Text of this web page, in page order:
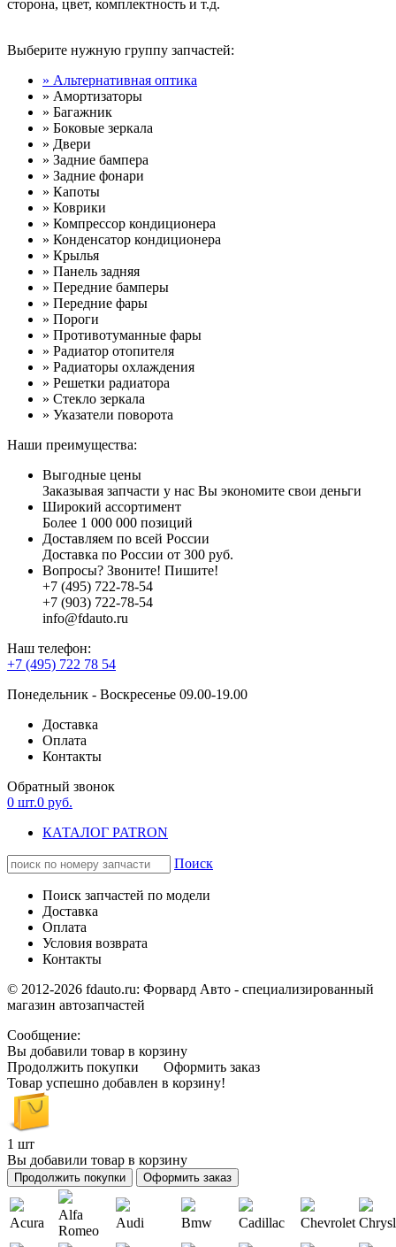
сторона, цвет, комплектность и т.д.
Выберите нужную группу запчастей:
» Альтернативная оптика
» Амортизаторы
» Багажник
» Боковые зеркала
» Двери
» Задние бампера
» Задние фонари
» Капоты
» Коврики
» Компрессор кондиционера
» Конденсатор кондиционера
» Крылья
» Панель задняя
» Передние бамперы
» Передние фары
» Пороги
» Противотуманные фары
» Радиатор отопителя
» Радиаторы охлаждения
» Решетки радиатора
» Стекло зеркала
» Указатели поворота
Наши преимущества:
Выгодные цены
Заказывая запчасти у нас Вы экономите свои деньги
Широкий ассортимент
Более 1 000 000 позиций
Доставляем по всей России
Доставка по России от 300 руб.
Вопросы? Звоните! Пишите!
+7 (495) 722-78-54
+7 (903) 722-78-54
info@fdauto.ru
Наш телефон:
+7 (495) 722 78 54
Понедельник - Воскресенье 09.00-19.00
Доставка
Оплата
Контакты
Обратный звонок
0 шт.0 руб.
КАТАЛОГ PATRON
Поиск
Поиск запчастей по модели
Доставка
Оплата
Условия возврата
Контакты
© 2012-2026 fdauto.ru: Форвард Авто - специализированный
магазин автозапчастей
Сообщение:
Вы добавили товар в корзину
Продолжить покупки
Оформить заказ
Товар успешно добавлен в корзину!
1 шт
Вы добавили товар в корзину
Продолжить покупки Оформить заказ
Acura
Alfa
Romeo
Audi Bmw Cadillac Chevrolet